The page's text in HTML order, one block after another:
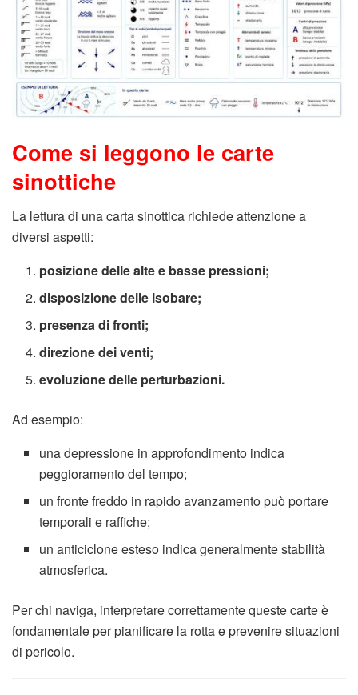
Come si leggono le carte
sinottiche
La lettura di una carta sinottica richiede attenzione a
diversi aspetti:
posizione delle alte e basse pressioni;
disposizione delle isobare;
presenza di fronti;
direzione dei venti;
evoluzione delle perturbazioni.
Ad esempio:
una depressione in approfondimento indica
peggioramento del tempo;
un fronte freddo in rapido avanzamento può portare
temporali e raffiche;
un anticiclone esteso indica generalmente stabilità
atmosferica.
Per chi naviga, interpretare correttamente queste carte è
fondamentale per pianificare la rotta e prevenire situazioni
di pericolo.